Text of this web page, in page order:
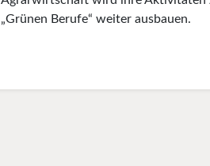
„Grünen Berufe“ weiter ausbauen.